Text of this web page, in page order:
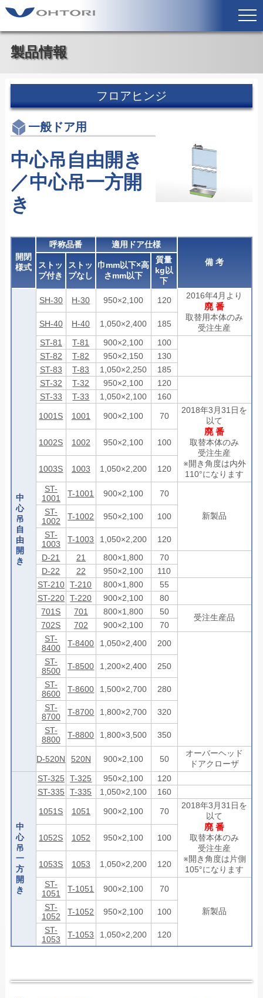
製品情報
フロアヒンジ
一般ドア用
中心吊自由開き
／中心吊一方開
き
開閉
様式
呼称品番
適用ドア仕様
備 考
ストッ
プ付き
ストッ
プなし
巾mm以下×高
さmm以下
質量
kg以
下
中
心
吊
自
由
開
き
SH-30 H-30 950×2,100 120 2016年4月より
廃 番
取替用本体のみ
受注生産
SH-40 H-40 1,050×2,400
185
ST-81
T-81 900×2,100
100
ST-82
T-82 950×2,150
130
ST-83
T-83 1,050×2,250
185
ST-32
T-32 950×2,100
120
ST-33
T-33 1,050×2,100 160
1001S 1001 900×2,100 70
2018年3月31日を
以て
廃 番
取替本体のみ
受注生産
※開き角度は内外
110°になります
1002S 1002 950×2,100 100
1003S 1003 1,050×2,200 120
ST-
1001
T-1001 900×2,100 70
新製品
ST-
1002
T-1002 950×2,100
100
ST-
1003
T-1003 1,050×2,200
120
D-21
21 800×1,800
70
D-22
22 950×2,100
110
ST-210 T-210 800×1,800
55
ST-220 T-220 900×2,100
80
701S
701 800×1,800 50
受注生産品
702S
702 900×2,100
70
ST-
8400
T-8400 1,050×2,400
200
ST-
8500
T-8500 1,200×2,400
250
ST-
8600
T-8600 1,500×2,700
280
ST-
8700
T-8700 1,800×2,700
320
ST-
8800
T-8800 1,800×3,500 350
D-520N 520N 900×2,100 50
オーバーヘッド
ドアクローザ
中
心
吊
一
方
開
き
ST-325 T-325 950×2,100
120
ST-335
T-335 1,050×2,100 160
1051S 1051 900×2,100 70
2018年3月31日を
以て
廃 番
取替本体のみ
受注生産
※開き角度は片側
105°になります
1052S 1052 950×2,100 100
1053S 1053 1,050×2,200 120
ST-
1051
T-1051 900×2,100 70
新製品
ST-
1052
T-1052 950×2,100
100
ST-
1053
T-1053 1,050×2,200 120